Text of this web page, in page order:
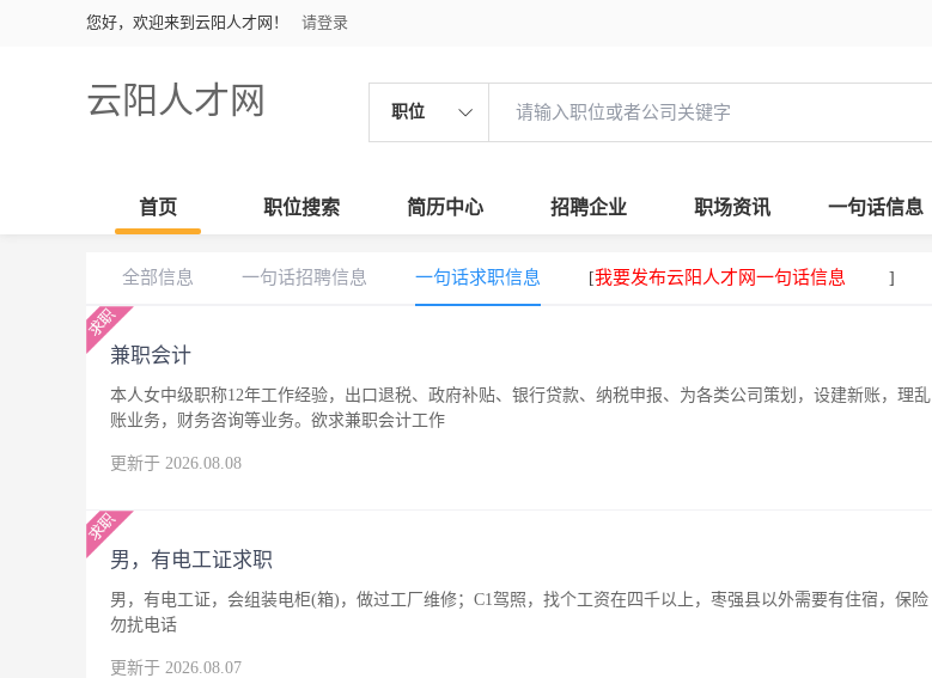
您好，欢迎来到云阳人才网！ 请登录
云阳人才网 职位
首页 职位搜索 简历中心 招聘企业 职场资讯 一句话信息
全部信息 一句话招聘信息 一句话求职信息 [我要发布云阳人才网一句话信息 ]
兼职会计
本人女中级职称12年工作经验，出口退税、政府补贴、银行贷款、纳税申报、为各类公司策划，设建新账，理乱
账业务，财务咨询等业务。欲求兼职会计工作
更新于 2026.08.08
男，有电工证求职
男，有电工证，会组装电柜(箱)，做过工厂维修；C1驾照，找个工资在四千以上，枣强县以外需要有住宿，保险
勿扰电话
更新于 2026.08.07